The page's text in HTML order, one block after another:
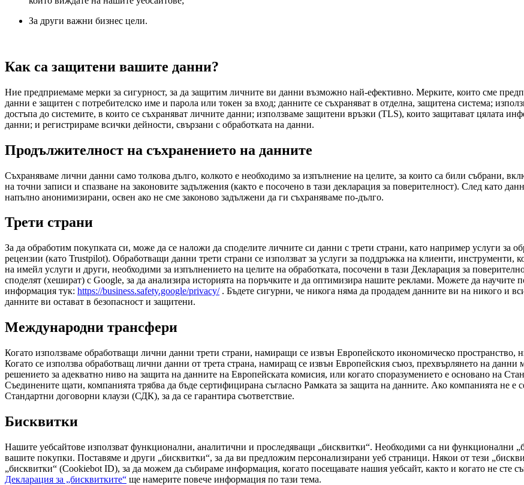
За други важни бизнес цели.
Как са защитени вашите данни?
Ние предприемаме мерки за сигурност, за да защитим личните ви данни възможно най-ефективно. Мерките, които сме
данни е защитен с потребителско име и парола или токен за вход; данните се съхраняват в отделна, защитена система;
достъпа до системите, в които се съхраняват личните данни; използваме защитени връзки (TLS), които защитават цялата
данни; и регистрираме всички дейности, свързани с обработката на данни.
Продължителност на съхранението на данните
Съхраняваме лични данни само толкова дълго, колкото е необходимо за изпълнение на целите, за които са били събрани,
на точни записи и спазване на законовите задължения (както е посочено в тази декларация за поверителност). След като
напълно анонимизирани, освен ако не сме законово задължени да ги съхраняваме по-дълго.
Трети страни
За да обработим покупката си, може да се наложи да споделите личните си данни с трети страни, като например услуги за
рецензии (като Trustpilot). Обработващи данни трети страни се използват за услуги за поддръжка на клиенти, инструменти,
на имейл услуги и други, необходими за изпълнението на целите на обработката, посочени в тази Декларация за
споделят (хешират) с Google, за да анализира историята на поръчките и да оптимизира нашите реклами. Можете да научите
информация тук: https://business.safety.google/privacy/. Бъдете сигурни, че никога няма да продадем данните ви на никого и
данните ви остават в безопасност и защитени.
Международни трансфери
Когато използваме обработващи лични данни трети страни, намиращи се извън Европейското икономическо пространство,
Когато се използва обработващ лични данни от трета страна, намиращ се извън Европейския съюз, прехвърлянето на
решението за адекватно ниво на защита на данните на Европейската комисия, или когато споразумението е основано на
Съединените щати, компанията трябва да бъде сертифицирана съгласно Рамката за защита на данните. Ако компанията не
Стандартни договорни клаузи (СДК), за да се гарантира съответствие.
Бисквитки
Нашите уебсайтове използват функционални, аналитични и проследяващи „бисквитки“. Необходими са ни функционални
вашите покупки. Поставяме и други „бисквитки“, за да ви предложим персонализирани уеб страници. Някои от тези
„бисквитки“ (Cookiebot ID), за да можем да събираме информация, когато посещавате нашия уебсайт, както и когато не сте
Декларация за „бисквитките“ ще намерите повече информация по тази тема.